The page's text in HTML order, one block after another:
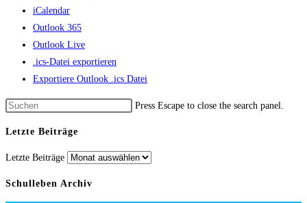
iCalendar
Outlook 365
Outlook Live
.ics-Datei exportieren
Exportiere Outlook .ics Datei
Press Escape to close the search panel.
Letzte Beiträge
Letzte Beiträge
Schulleben Archiv